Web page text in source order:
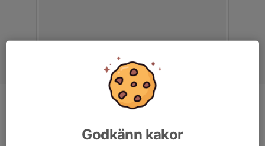
Tränare
Godkänn kakor